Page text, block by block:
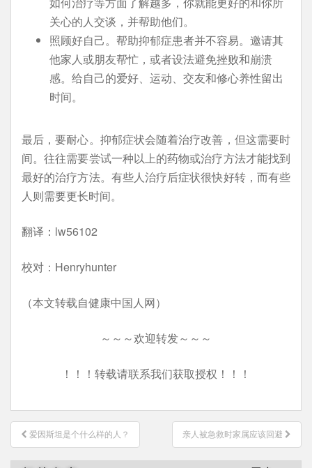
关心的人交谈，并帮助他们。
照顾好自己。帮助抑郁症患者并不容易。邀请其
他家人或朋友帮忙，或者设法避免挫败和崩溃
感。给自己的爱好、运动、交友和修心养性留出
时间。
最后，要耐心。抑郁症状会随着治疗改善，但这需要时
间。往往需要尝试一种以上的药物或治疗方法才能找到
最好的治疗方法。有些人治疗后症状很快好转，而有些
人则需要更长时间。
翻译：lw56102
校对：Henryhunter
（本文转载自健康中国人网）
～～～欢迎转发～～～
！！！转载请联系我们获取授权！！！
文
章
爱因斯坦是个什么样的人？ 亲人被急救时家属应该回避